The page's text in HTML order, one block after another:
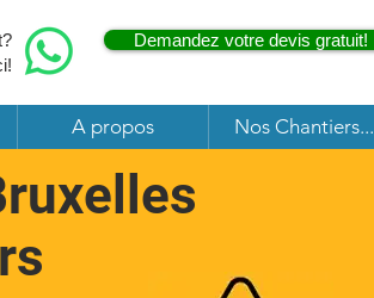
Demandez votre devis gratuit!
A propos Nos Chantiers...